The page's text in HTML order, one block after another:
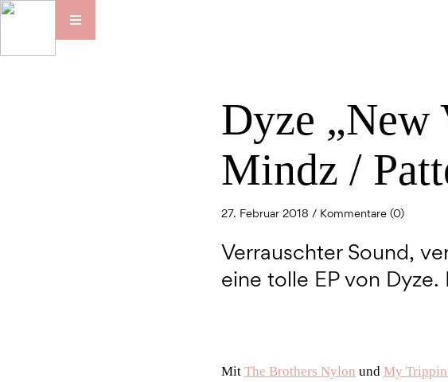
Dyze „New
Mindz /
27. Februar 2018 / Kommentare (0)
Verrauschter Sound,
eine tolle EP von Dyze.
MitThe Brothers Nylon undMy